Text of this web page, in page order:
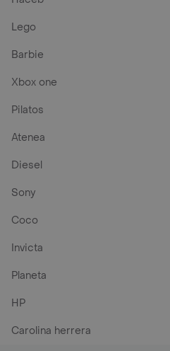
Lego
Barbie
Xbox one
Pilatos
Atenea
Diesel
Sony
Coco
Invicta
Planeta
HP
Carolina herrera